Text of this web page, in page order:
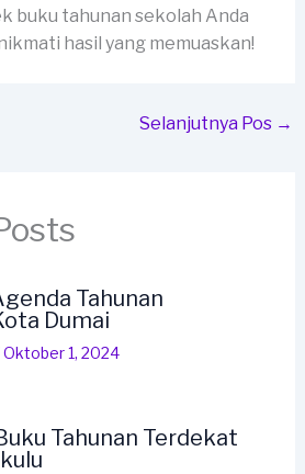
buku tahunan sekolah Anda
hasil yang memuaskan!
Selanjutnya Pos →
Tahunan
Dumai
Oktober 1, 2024
Tahunan Terdekat